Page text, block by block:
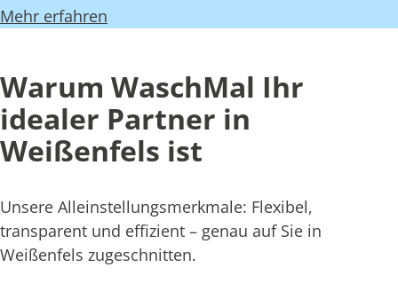
Mehr erfahren
Warum WaschMal Ihr
idealer Partner in
Weißenfels ist
Unsere Alleinstellungsmerkmale: Flexibel,
transparent und effizient – genau auf Sie in
Weißenfels zugeschnitten.